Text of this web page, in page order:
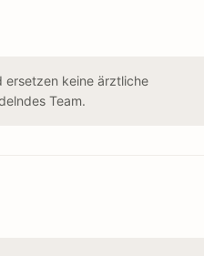
ersetzen keine ärztliche
Team.